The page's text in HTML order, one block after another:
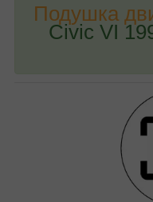
Подушка
Civic VI